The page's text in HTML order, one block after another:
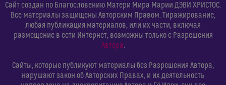
Сайт создан по Благословению Матери Мира Марии ДЭВИ ХРИСТОС.
Все материалы защищены Авторским Правом. Тиражирование,
любая публикация материалов, или их части, включая
размещение в сети Интернет, возможны только с Разрешения
Автора.
Сайты, которые публикуют материалы без Разрешения Автора,
нарушают закон об Авторских Правах, и их деятельность